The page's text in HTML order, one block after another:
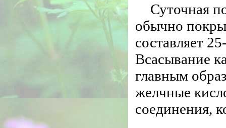
Суточная
обычно
составляет
Всасывание
главным
желчные
соединения,